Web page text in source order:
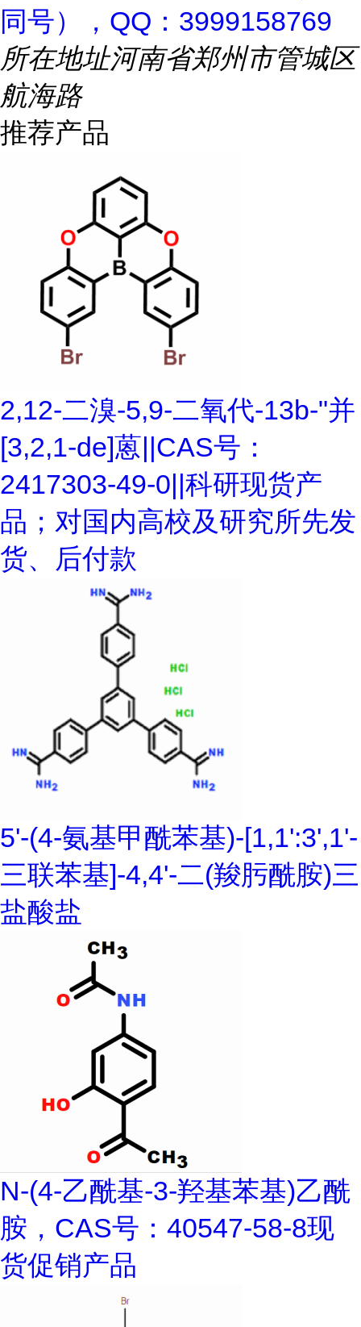
同号），QQ：3999158769
所在地址河南省郑州市管城区
航海路
推荐产品
2,12-二溴-5,9-二氧代-13b-"并
[3,2,1-de]蒽||CAS号：
2417303-49-0||科研现货产
品；对国内高校及研究所先发
货、后付款
5'-(4-氨基甲酰苯基)-[1,1':3',1'-
三联苯基]-4,4'-二(羧肟酰胺)三
盐酸盐
N-(4-乙酰基-3-羟基苯基)乙酰
胺，CAS号：40547-58-8现
货促销产品